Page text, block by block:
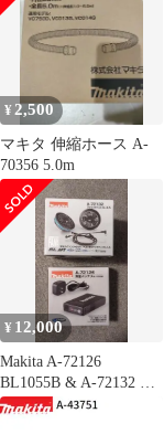
¥ 2,500
マキタ 伸縮ホース A-
70356 5.0m
¥ 12,000
Makita A-72126
BL1055B & A-72132 セ
ット